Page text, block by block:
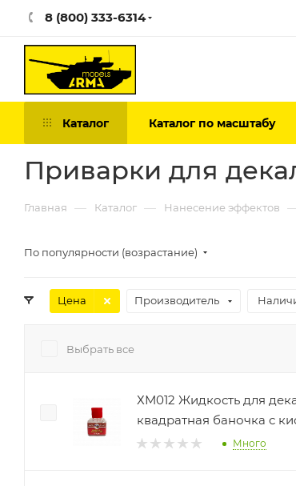
8 (800) 333-6314
Каталог Каталог по масштабу
Приварки для
Главная — Каталог — Нанесение эффектов
По популярности (возрастание)
Цена Производитель
Выбрать все
ХМ012 Жидкость для
квадратная баночка с
Много